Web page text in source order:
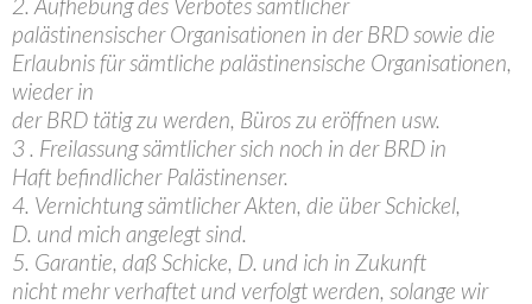
palästinensischer Organisationen in der BRD sowie die
Erlaubnis für sämtliche palästinensische Organisationen,
wieder in
der BRD tätig zu werden, Büros zu eröffnen usw.
3 . Freilassung sämtlicher sich noch in der BRD in
Haft befindlicher Palästinenser.
4. Vernichtung sämtlicher Akten, die über Schickel,
D. und mich angelegt sind.
5. Garantie, daß Schicke, D. und ich in Zukunft
nicht mehr verhaftet und verfolgt werden, solange wir